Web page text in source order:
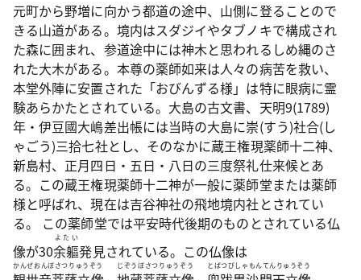
元町から野増に向かう都道の途中、山側に登ることので
きる山道がある。境内はスダジイやタブノキで構成され
た森に囲まれ、参道途中には神木と思われるしめ縄のさ
れた大木がある。本尊の薬師如来は人々の病苦を救い、
本堂外陣に安置された「おびんずる様」は特に眼病に霊
験あらかたとされている。大島の古文書、天明9(1789)
年・伊豆國大嶋差出帳には当時の大島に崇(すう)社合(し
ゃごう)三拾七社とし、そのなかに蔵王権現薬師十二神、
新島村、正月四日・五日・八日の三度祭礼仕来候とあ
る。この蔵王権現薬師十二神が一般に薬師堂または薬師
様と呼ばれ、現在は吉谷神社の飛地境内社とされてい
る。 この薬師堂では平安時代後期のものとされている仏
像が30余軀
よたい
発見されている。この仏像は
かんぜおんぼさつりゅうぞう じぞうぼさつりゅうぞう とばつびしゃもんてんりゅうぞう